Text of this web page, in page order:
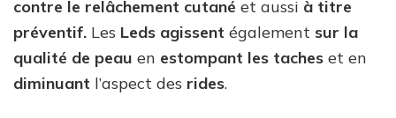
contre le relâchement cutané et aussi à titre
préventif. Les Leds agissent également sur la
qualité de peau en estompant les taches et en
diminuant l’aspect des rides.